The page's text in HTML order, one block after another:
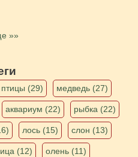
»»
птицы (29) медведь (27)
аквариум (22) рыбка (22)
лось (15) слон (13)
(12)
олень (11)